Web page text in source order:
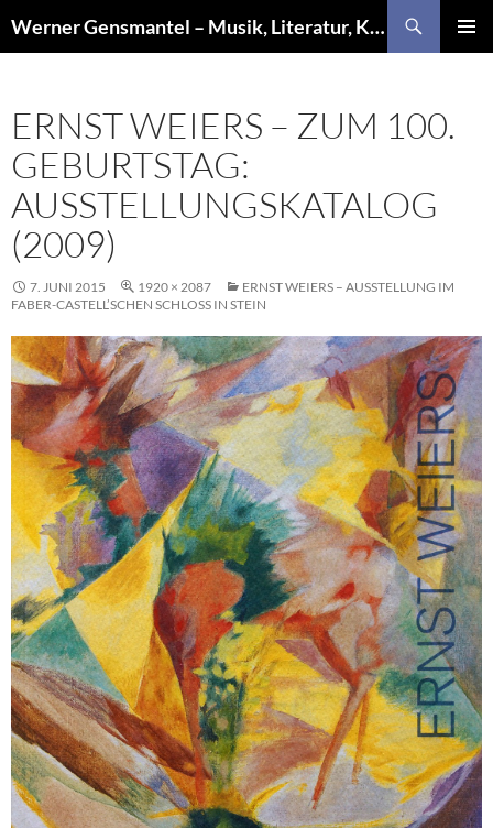
Inhalt
Werner Gensmantel – Musik, Literatur, Kunst
ERNST WEIERS – ZUM 100.
GEBURTSTAG:
AUSSTELLUNGSKATALOG
(2009)
7. JUNI 2015 1920 × 2087
ERNST WEIERS – AUSSTELLUNG IM
FABER-CASTELL’SCHEN SCHLOSS IN STEIN